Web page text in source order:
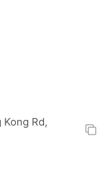
Kong Rd,